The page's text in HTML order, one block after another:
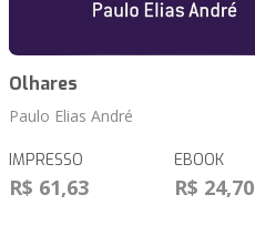
Olhares
Paulo Elias André
IMPRESSO
R$ 61,63
EBOOK
R$ 24,70